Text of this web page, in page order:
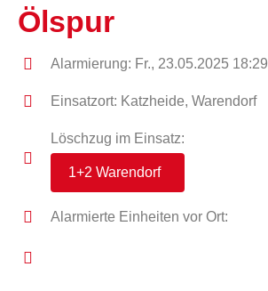
Ölspur
Alarmierung: Fr., 23.05.2025 18:29
Einsatzort: Katzheide, Warendorf
Löschzug im Einsatz:
1+2 Warendorf
Alarmierte Einheiten vor Ort: